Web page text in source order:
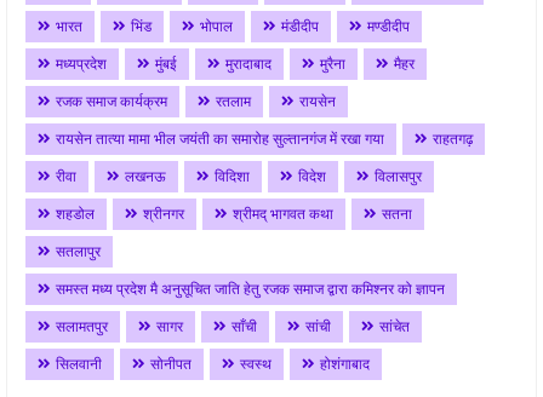
भारत
भिंड भोपाल मंडीदीप
मण्डीदीप
मध्यप्रदेश
मुंबई मुरादाबाद मुरैना
मैहर
रजक समाज कार्यक्रम
रतलाम
रायसेन
रायसेन तात्या मामा भील जयंती का समारोह सुल्तानगंज में रखा गया
राहतगढ़
रीवा
लखनऊ विदिशा विदेश
विलासपुर
शहडोल
श्रीनगर श्रीमद् भागवत कथा
सतना
सतलापुर
समस्त मध्य प्रदेश मै अनुसूचित जाति हेतु रजक समाज द्वारा कमिश्नर को ज्ञापन
सलामतपुर
सागर साँची सांची
सांचेत
सिलवानी
सोनीपत स्वस्थ होशंगाबाद